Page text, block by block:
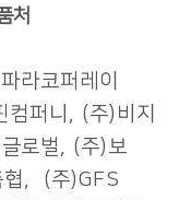
처
라코퍼레이
퍼니, (주)비지
로벌, (주)보
협, (주)GFS